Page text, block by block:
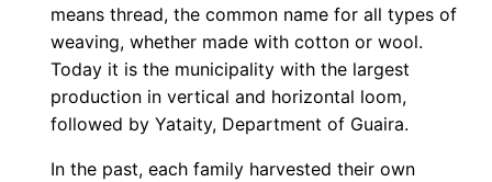
means thread, the common name for all types of
weaving, whether made with cotton or wool.
Today it is the municipality with the largest
production in vertical and horizontal loom,
followed by Yataity, Department of Guaira.
In the past, each family harvested their own